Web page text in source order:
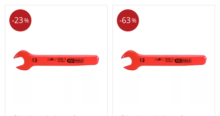
23% 63%